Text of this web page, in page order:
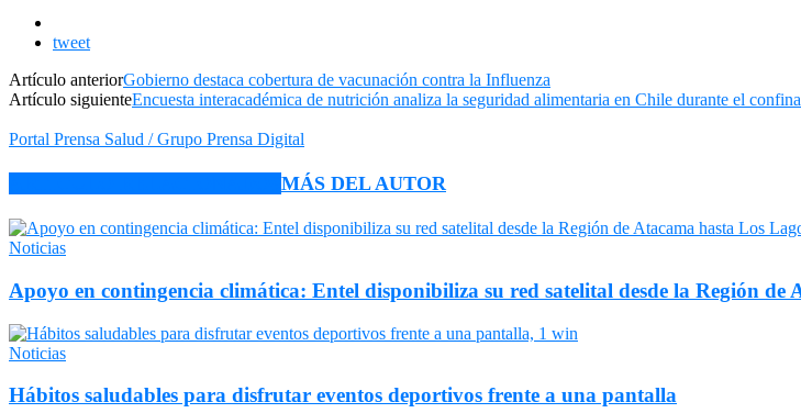
tweet
Artículo anteriorGobierno destaca cobertura de vacunación contra la Influenza
Artículo siguienteEncuesta interacadémica de nutrición analiza la seguridad alimentaria en Chile durante el
Portal Prensa Salud / Grupo Prensa Digital
MÁS DEL AUTOR
Noticias
Apoyo en contingencia climática: Entel disponibiliza su red satelital desde la Región de
Noticias
Hábitos saludables para disfrutar eventos deportivos frente a una pantalla